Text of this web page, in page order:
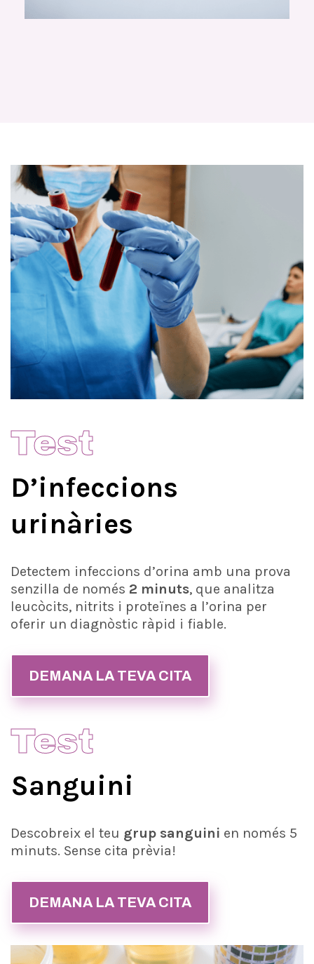
Test
D’infeccions
urinàries
Detectem infeccions d’orina amb una prova
senzilla de només 2 minuts, que analitza
leucòcits, nitrits i proteïnes a l’orina per
oferir un diagnòstic ràpid i fiable.
DEMANA LA TEVA CITA
Test
Sanguini
Descobreix el teu grup sanguini en només 5
minuts. Sense cita prèvia!
DEMANA LA TEVA CITA